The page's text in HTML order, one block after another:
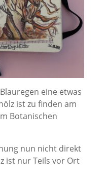
eine etwas
ist zu finden am
Botanischen
nun nicht direkt
ist nur Teils vor Ort